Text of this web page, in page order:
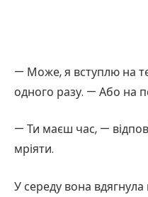
— Може, я вступлю на
одного разу. — Або на
— Ти маєш час, —
мріяти.
У середу вона